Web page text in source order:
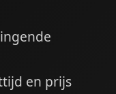
en prijs